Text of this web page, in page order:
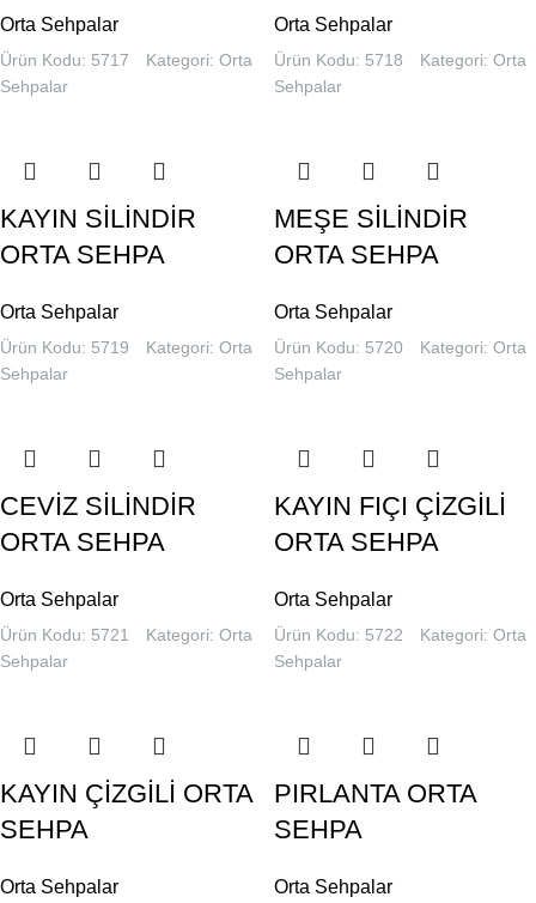
Orta Sehpalar
Ürün Kodu: 5717 Kategori: Orta
Sehpalar
Orta Sehpalar
Ürün Kodu: 5718 Kategori: Orta
Sehpalar
KAYIN SİLİNDİR
ORTA SEHPA
Orta Sehpalar
Ürün Kodu: 5719 Kategori: Orta
Sehpalar
MEŞE SİLİNDİR
ORTA SEHPA
Orta Sehpalar
Ürün Kodu: 5720 Kategori: Orta
Sehpalar
CEVİZ SİLİNDİR
ORTA SEHPA
Orta Sehpalar
Ürün Kodu: 5721 Kategori: Orta
Sehpalar
KAYIN FIÇI ÇİZGİLİ
ORTA SEHPA
Orta Sehpalar
Ürün Kodu: 5722 Kategori: Orta
Sehpalar
KAYIN ÇİZGİLİ ORTA
SEHPA
Orta Sehpalar
PIRLANTA ORTA
SEHPA
Orta Sehpalar